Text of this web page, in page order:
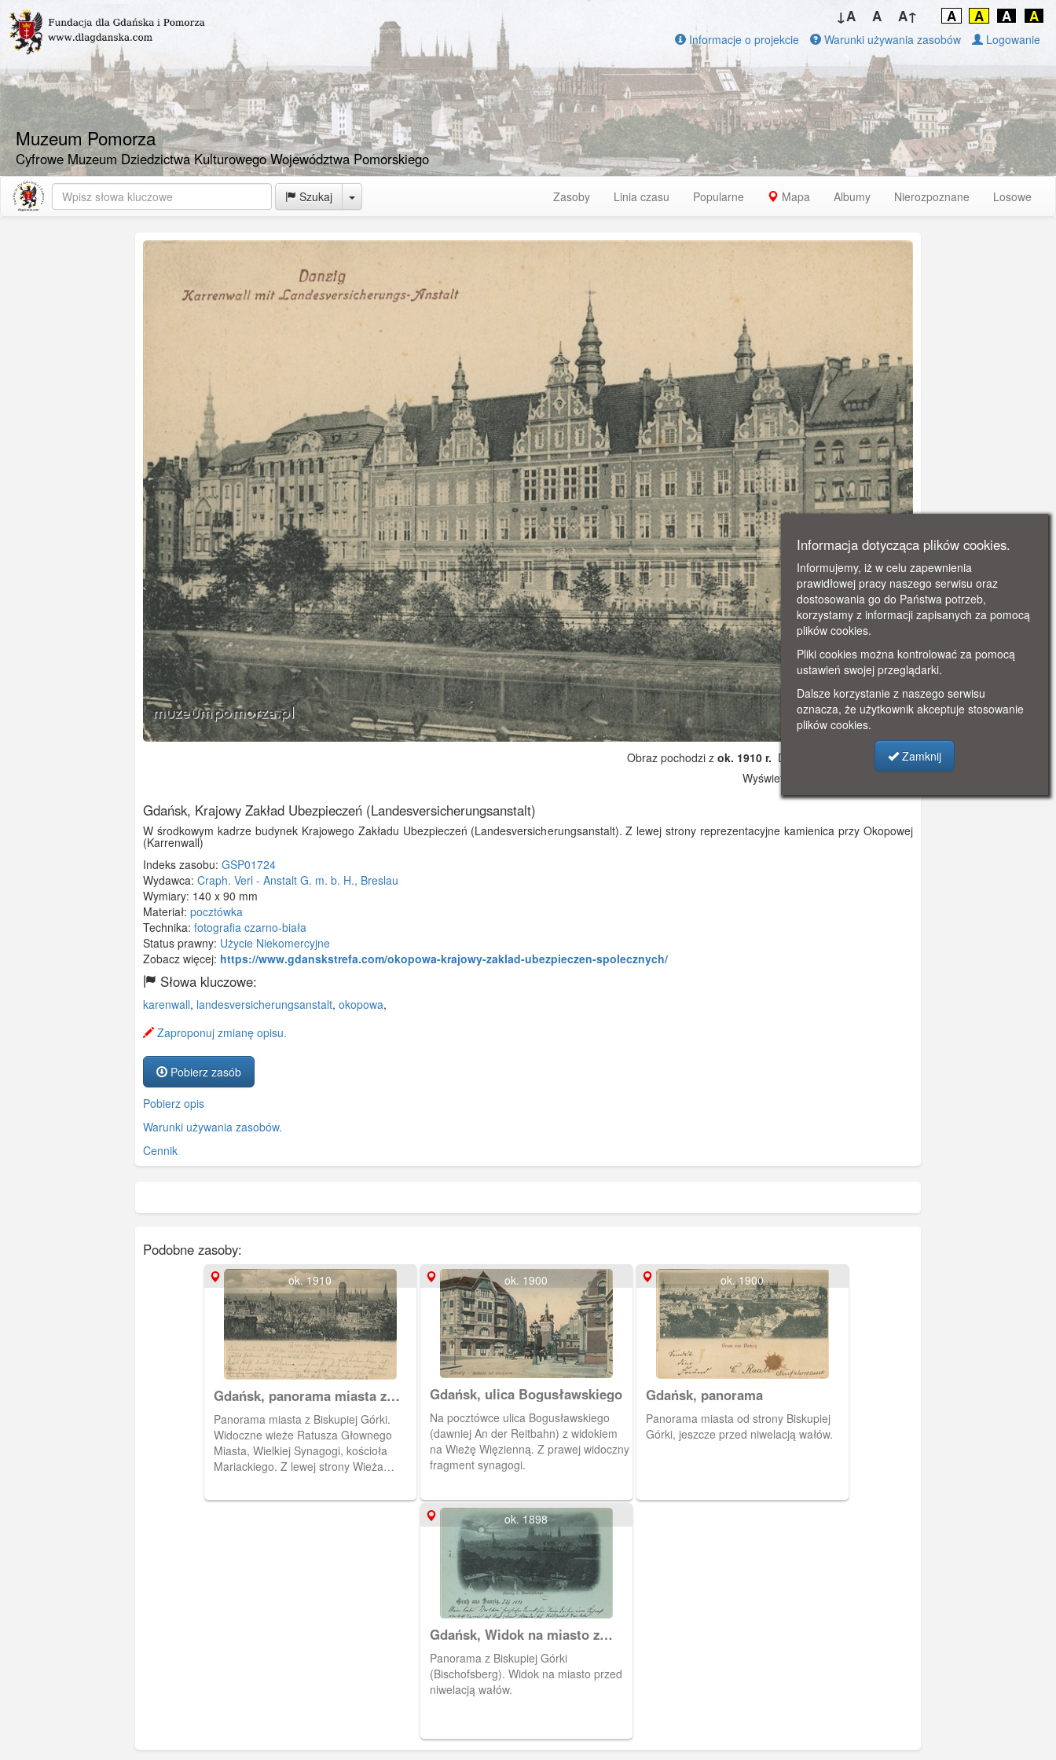
Muzeum Pomorza
Cyfrowe Muzeum Dziedzictwa Kulturowego Województwa Pomorskiego
↓A A A↑ A A A A
Informacje o projekcie Warunki używania zasobów Logowanie
Szukaj Toggle Dropdown Zasoby Linia czasu Popularne Mapa Albumy Nierozpoznane Losowe
Obraz pochodzi z ok. 1910 r. Dodano: 2019-11-06 17:19
Wyświetlono: 2634
Gdańsk, Krajowy Zakład Ubezpieczeń (Landesversicherungsanstalt)
W środkowym kadrze budynek Krajowego Zakładu Ubezpieczeń (Landesversicherungsanstalt). Z lewej strony reprezentacyjne kamienica przy Okopowej
(Karrenwall)
Indeks zasobu: GSP01724
Wydawca: Craph. Verl - Anstalt G. m. b. H., Breslau
Wymiary: 140 x 90 mm
Materiał: pocztówka
Technika: fotografia czarno-biała
Status prawny: Użycie Niekomercyjne
Zobacz więcej: https://www.gdanskstrefa.com/okopowa-krajowy-zaklad-ubezpieczen-spolecznych/
Słowa kluczowe:
karenwall, landesversicherungsanstalt, okopowa,
Zaproponuj zmianę opisu.
Pobierz zasób
Pobierz opis
Warunki używania zasobów.
Cennik
Podobne zasoby:
ok. 1910
Gdańsk, panorama miasta z
Biskupiej Górki
Panorama miasta z Biskupiej Górki.
Widoczne wieże Ratusza Głownego
Miasta, Wielkiej Synagogi, kościoła
Mariackiego. Z lewej strony Wieża
ok. 1900
Gdańsk, ulica Bogusławskiego
Na pocztówce ulica Bogusławskiego
(dawniej An der Reitbahn) z widokiem
na Wieżę Więzienną. Z prawej widoczny
fragment synagogi.
ok. 1900
Gdańsk, panorama
Panorama miasta od strony Biskupiej
Górki, jeszcze przed niwelacją wałów.
ok. 1898
Gdańsk, Widok na miasto z
Biskupiej Góry
Panorama z Biskupiej Górki
(Bischofsberg). Widok na miasto przed
niwelacją wałów.
Informacja dotycząca plików cookies.
Informujemy, iż w celu zapewnienia
prawidłowej pracy naszego serwisu oraz
dostosowania go do Państwa potrzeb,
korzystamy z informacji zapisanych za pomocą
plików cookies.
Pliki cookies można kontrolować za pomocą
ustawień swojej przeglądarki.
Dalsze korzystanie z naszego serwisu
oznacza, że użytkownik akceptuje stosowanie
plików cookies.
Zamknij